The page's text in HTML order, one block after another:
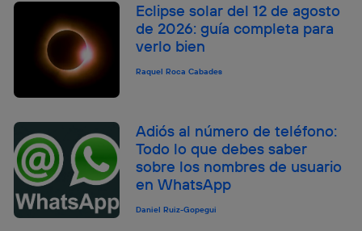
Eclipse solar del 12 de agosto
de 2026: guía completa para
verlo bien
Raquel Roca Cabades
Adiós al número de teléfono:
Todo lo que debes saber
sobre los nombres de usuario
en WhatsApp
Daniel Ruiz-Gopegui